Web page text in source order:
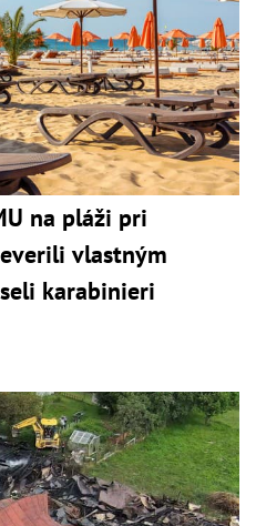
na pláži pri
vlastným
karabinieri